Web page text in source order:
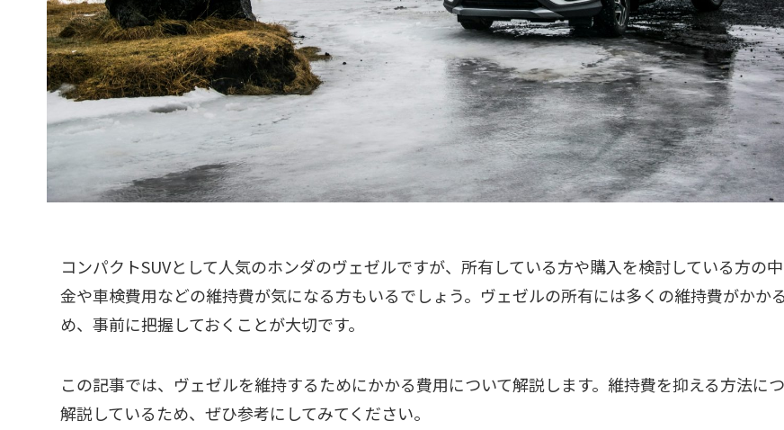
コンパクトSUVとして人気のホンダのヴェゼルですが、所有している方や購入を検討している方の
金や車検費用などの維持費が気になる方もいるでしょう。ヴェゼルの所有には多くの維持費がかか
め、事前に把握しておくことが大切です。
この記事では、ヴェゼルを維持するためにかかる費用について解説します。維持費を抑える方法に
解説しているため、ぜひ参考にしてみてください。